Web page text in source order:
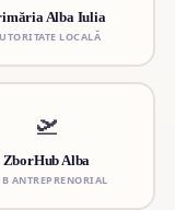
Alba Iulia
LOCALĂ
🛫
ZborHub Alba
ANTREPRENORIAL